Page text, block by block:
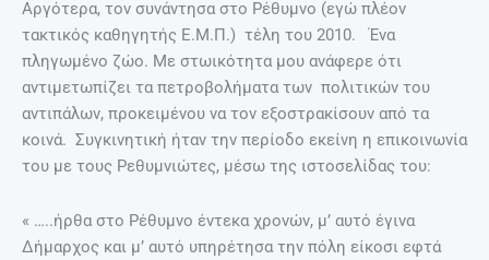
Αργότερα, τον συνάντησα στο Ρέθυμνο (εγώ πλέον
τακτικός καθηγητής Ε.Μ.Π.) τέλη του 2010. Ένα
πληγωμένο ζώο. Με στωικότητα μου ανάφερε ότι
αντιμετωπίζει τα πετροβολήματα των πολιτικών του
αντιπάλων, προκειμένου να τον εξοστρακίσουν από τα
κοινά. Συγκινητική ήταν την περίοδο εκείνη η επικοινωνία
του με τους Ρεθυμνιώτες, μέσω της ιστοσελίδας του:
« …..ήρθα στο Ρέθυμνο έντεκα χρονών, μ’ αυτό έγινα
Δήμαρχος και μ’ αυτό υπηρέτησα την πόλη είκοσι εφτά